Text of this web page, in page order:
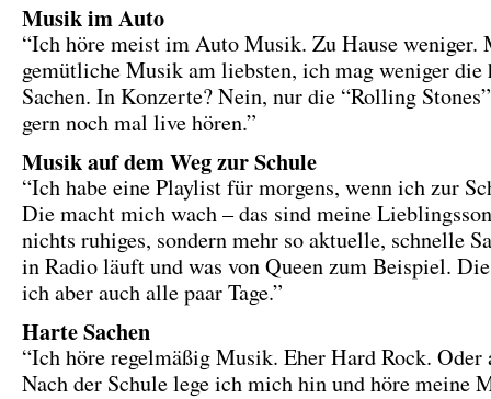
Musik im Auto
“Ich höre meist im Auto Musik. Zu Hause weniger.
gemütliche Musik am liebsten, ich mag weniger die
Sachen. In Konzerte? Nein, nur die “Rolling
gern noch mal live hören.”
Musik auf dem Weg zur Schule
“Ich habe eine Playlist für morgens, wenn ich zur
Die macht mich wach – das sind meine
nichts ruhiges, sondern mehr so aktuelle, schnelle
in Radio läuft und was von Queen zum Beispiel.
ich aber auch alle paar Tage.”
Harte Sachen
“Ich höre regelmäßig Musik. Eher Hard Rock. Oder
Nach der Schule lege ich mich hin und höre meine